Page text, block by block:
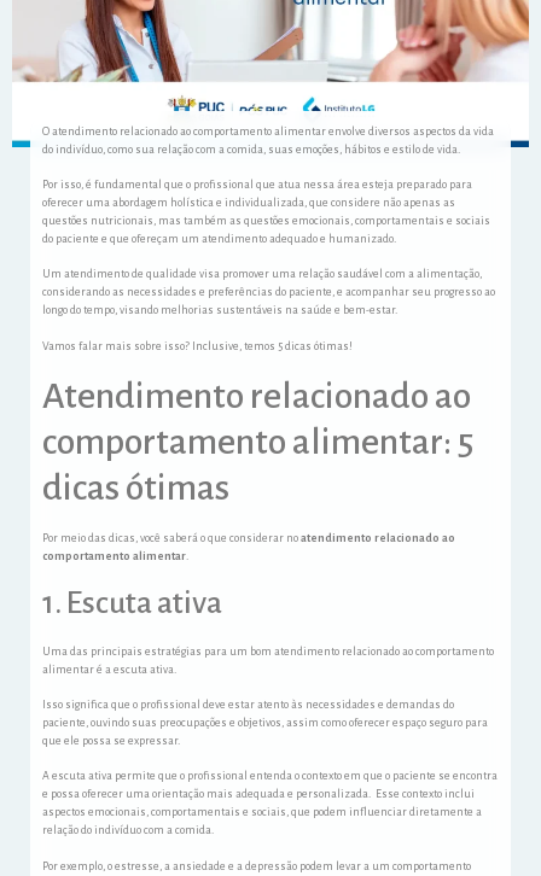
O atendimento relacionado ao comportamento alimentar envolve diversos aspectos da vida
do indivíduo, como sua relação com a comida, suas emoções, hábitos e estilo de vida.
Por isso, é fundamental que o profissional que atua nessa área esteja preparado para
oferecer uma abordagem holística e individualizada, que considere não apenas as
questões nutricionais, mas também as questões emocionais, comportamentais e sociais
do paciente e que ofereçam um atendimento adequado e humanizado.
Um atendimento de qualidade visa promover uma relação saudável com a alimentação,
considerando as necessidades e preferências do paciente, e acompanhar seu progresso ao
longo do tempo, visando melhorias sustentáveis na saúde e bem-estar.
Vamos falar mais sobre isso? Inclusive, temos 5 dicas ótimas!
Atendimento relacionado ao
comportamento alimentar: 5
dicas ótimas
Por meio das dicas, você saberá o que considerar no atendimento relacionado ao
comportamento alimentar.
1. Escuta ativa
Uma das principais estratégias para um bom atendimento relacionado ao comportamento
alimentar é a escuta ativa.
Isso significa que o profissional deve estar atento às necessidades e demandas do
paciente, ouvindo suas preocupações e objetivos, assim como oferecer espaço seguro para
que ele possa se expressar.
A escuta ativa permite que o profissional entenda o contexto em que o paciente se encontra
e possa oferecer uma orientação mais adequada e personalizada. Esse contexto inclui
aspectos emocionais, comportamentais e sociais, que podem influenciar diretamente a
relação do indivíduo com a comida.
Por exemplo, o estresse, a ansiedade e a depressão podem levar a um comportamento